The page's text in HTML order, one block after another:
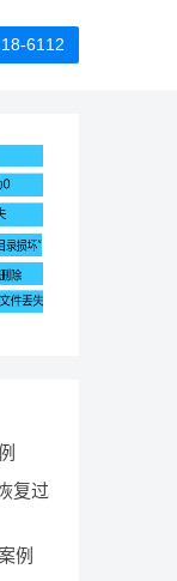
6112
复过
例